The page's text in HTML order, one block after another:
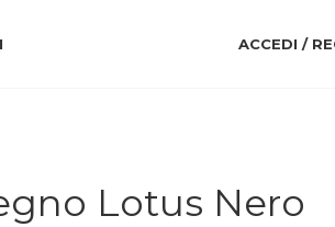
ACCEDI /
Lotus Nero